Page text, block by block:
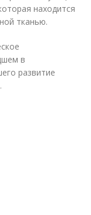
находится
тканью.
в
развитие